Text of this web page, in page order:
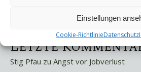
Einstellungen
Cookie-RichtlinieDatenschutz
Letzte
Stig Pfau zu Angst vor Jobverlust